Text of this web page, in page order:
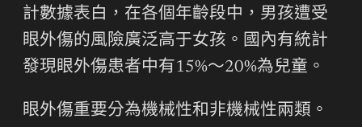
計數據表白，在各個年齡段中，男孩遭受
眼外傷的風險廣泛高于女孩。國內有統計
發現眼外傷患者中有15%～20%為兒童。
眼外傷重要分為機械性和非機械性兩類。